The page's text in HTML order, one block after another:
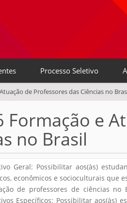
Processo Seletivo
de Professores das Ciências no
Formação e
no Brasil
Geral: Possibilitar aos(às)
econômicos e socioculturais que
de professores de ciências no
Específicos: Possibilitar aos(às)